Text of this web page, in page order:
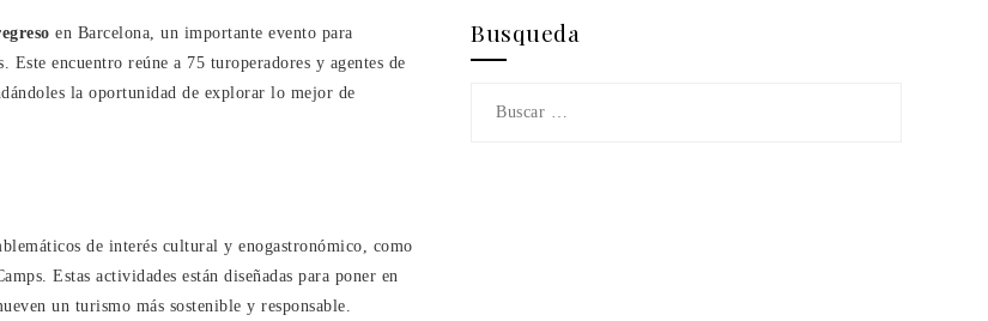
en Barcelona, ​​un importante evento para
encuentro reúne a 75 turoperadores y agentes de
la oportunidad de explorar lo mejor de
de interés cultural y enogastronómico, como
Estas actividades están diseñadas para poner en
un turismo más sostenible y responsable.
Busqueda